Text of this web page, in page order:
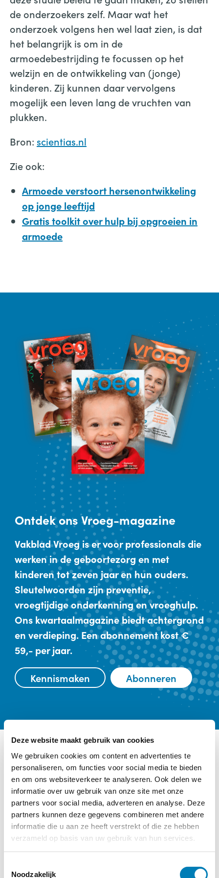
Deze website maakt gebruik van cookies
We gebruiken cookies om content en advertenties te
personaliseren, om functies voor social media te bieden
en om ons websiteverkeer te analyseren. Ook delen we
informatie over uw gebruik van onze site met onze
partners voor social media, adverteren en analyse. Deze
partners kunnen deze gegevens combineren met andere
informatie die u aan ze heeft verstrekt of die ze hebben
verzameld op basis van uw gebruik van hun services.
Noodzakelijk
de onderzoekers zelf. Maar wat het
onderzoek volgens hen wel laat zien, is dat
het belangrijk is om in de
armoedebestrijding te focussen op het
welzijn en de ontwikkeling van (jonge)
kinderen. Zij kunnen daar vervolgens
mogelijk een leven lang de vruchten van
plukken.
Bron: scientias.nl
Zie ook:
Armoede verstoort hersenontwikkeling
op jonge leeftijd
Gratis toolkit over hulp bij opgroeien in
armoede
Ontdekons Vroeg-magazine
Vakblad Vroeg is er voor professionals die
werken in de geboortezorg en met
kinderen tot zeven jaar en hun ouders.
Sleutelwoorden zijn preventie,
vroegtijdige onderkenning en vroeghulp.
Ons kwartaalmagazine biedt achtergrond
en verdieping. Een abonnement kost €
59,- per jaar.
Kennismaken Abonneren
Ander interessant nieuws
Categorie:Baby